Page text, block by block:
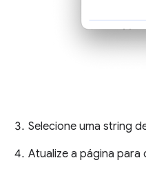
Selecione uma string
Atualize a página